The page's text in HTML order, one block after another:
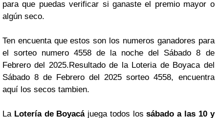
para que puedas verificar si ganaste el premio mayor o
algún seco.
Ten encuenta que estos son los numeros ganadores para
el sorteo numero 4558 de la noche del Sábado 8 de
Febrero del 2025.Resultado de la Loteria de Boyaca del
Sábado 8 de Febrero del 2025 sorteo 4558, encuentra
aquí los secos tambien.
La Lotería de Boyacá juega todos lossábado a las 10 y